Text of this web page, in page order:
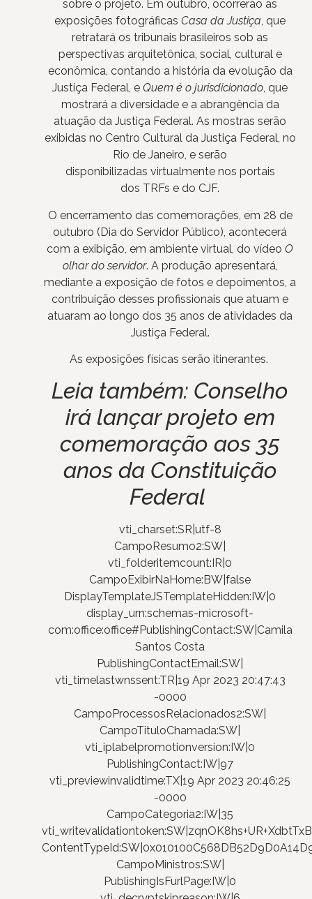
sobre o projeto. Em outubro, ocorrerão as
exposições fotográficas Casa da Justiça, que
retratará os tribunais brasileiros sob as
perspectivas arquitetônica, social, cultural e
econômica, contando a história da evolução da
Justiça Federal, e Quem é o jurisdicionado, que
mostrará a diversidade e a abrangência da
atuação da Justiça Federal. As mostras serão
exibidas no Centro Cultural da Justiça Federal, no
Rio de Janeiro, e serão
disponibilizadas virtualmente nos portais
dos TRFs e do CJF.
O encerramento das comemorações, em 28 de
outubro (Dia do Servidor Público), acontecerá
com a exibição, em ambiente virtual, do vídeo O
olhar do servidor. A produção apresentará,
mediante a exposição de fotos e depoimentos, a
contribuição desses profissionais que atuam e
atuaram ao longo dos 35 anos de atividades da
Justiça Federal.
As exposições físicas serão itinerantes.
Leia também: Conselho
irá lançar projeto em
comemoração aos 35
anos da Constituição
Federal
vti_charset:SR|utf-8
CampoResumo2:SW|
vti_folderitemcount:IR|0
CampoExibirNaHome:BW|false
DisplayTemplateJSTemplateHidden:IW|0
display_urn:schemas-microsoft-
com:office:office#PublishingContact:SW|Camila
Santos Costa
PublishingContactEmail:SW|
vti_timelastwnssent:TR|19 Apr 2023 20:47:43
-0000
CampoProcessosRelacionados2:SW|
CampoTituloChamada:SW|
vti_iplabelpromotionversion:IW|0
PublishingContact:IW|97
vti_previewinvalidtime:TX|19 Apr 2023 20:46:25
-0000
CampoCategoria2:IW|35
CampoMinistros:SW|
PublishingIsFurlPage:IW|0